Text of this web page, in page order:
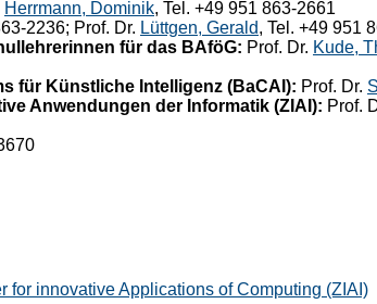
Herrmann, Dominik, Tel. +49 951 863-2661
2236; Prof. Dr. Lüttgen, Gerald, Tel. +49 951
für das BAföG: Prof. Dr. Kude,
für Künstliche Intelligenz (BaCAI): Prof. Dr.
Anwendungen der Informatik (ZIAI): Prof.
for innovative Applications of Computing (ZIAI)